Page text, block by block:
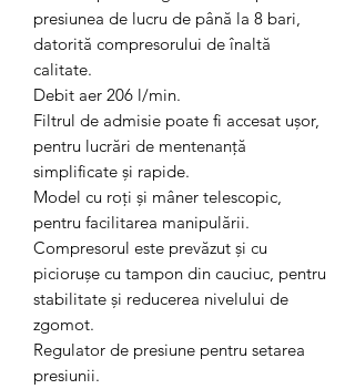
presiunea de lucru de până la 8 bari,
datorită compresorului de înaltă
calitate.
Debit aer 206 l/min.
Filtrul de admisie poate fi accesat ușor,
pentru lucrări de mentenanță
simplificate și rapide.
Model cu roți și mâner telescopic,
pentru facilitarea manipulării.
Compresorul este prevăzut și cu
piciorușe cu tampon din cauciuc, pentru
stabilitate și reducerea nivelului de
zgomot.
Regulator de presiune pentru setarea
presiunii.